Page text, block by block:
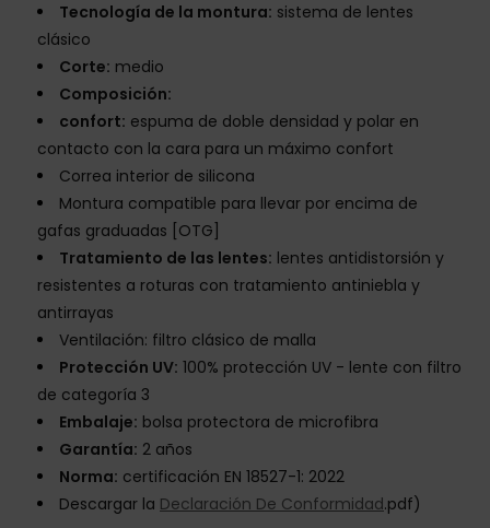
Tecnología de la montura: sistema de lentes
clásico
Corte: medio
Composición:
confort: espuma de doble densidad y polar en
contacto con la cara para un máximo confort
Correa interior de silicona
Montura compatible para llevar por encima de
gafas graduadas [OTG]
Tratamiento de las lentes: lentes antidistorsión y
resistentes a roturas con tratamiento antiniebla y
antirrayas
Ventilación: filtro clásico de malla
Protección UV: 100% protección UV - lente con filtro
de categoría 3
Embalaje: bolsa protectora de microfibra
Garantía: 2 años
Norma: certificación EN 18527-1: 2022
Descargar la Declaración De Conformidad.pdf)